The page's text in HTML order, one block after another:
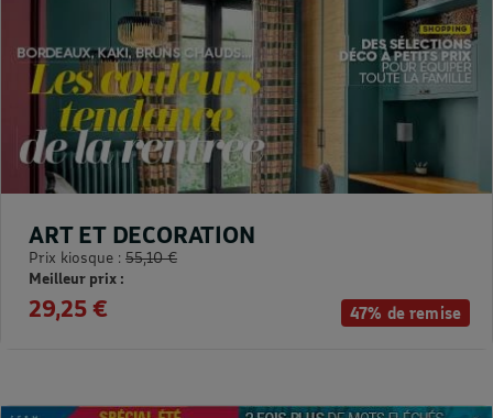
47% de remise
ART ET DECORATION
Prix kiosque : 55,10 €
Meilleur prix :
29,25 €